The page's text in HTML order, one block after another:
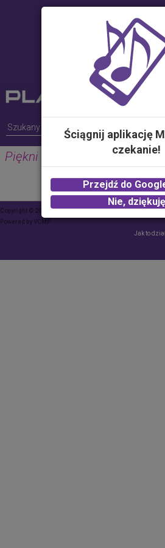
celu realizacji usług i
Polityką Plików
Możesz określić
przechowywania lub
plików cookies w
przeglądarce
Piękni i Młodzi Magdalena
Copyright © 2015 Play – wszelkie prawa zastrzeżone
Powered byVCMP
Jak to
Ściągnij aplikację
czekanie!
Przejdź do
Nie, dziękuję